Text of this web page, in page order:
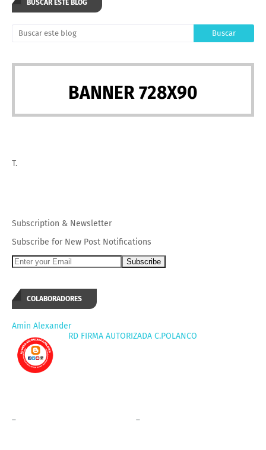
BUSCAR ESTE BLOG
BANNER 728X90
T.
Subscription & Newsletter
Subscribe for New Post Notifications
COLABORADORES
Amin Alexander
RD FIRMA AUTORIZADA C.POLANCO